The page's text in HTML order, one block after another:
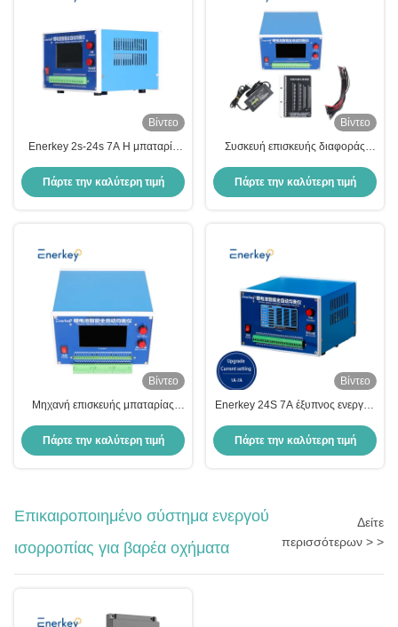
Βίντεο
Enerkey 2s-24s 7A Η μπαταρία
έξυπνη εξισορρόπηση συντήρηση
Πάρτε την καλύτερη τιμή
Βίντεο
Συσκευή επισκευής διαφοράς
7Α ισορροπιστή για μπαταρία
λιθίου
Πάρτε την καλύτερη τιμή
Βίντεο
Μηχανή επισκευής μπαταρίας
Automatic Equalizer για μπαταρία
λιθίου
Πάρτε την καλύτερη τιμή
Βίντεο
Enerkey 24S 7A έξυπνος ενεργός
μπαταριών Li-ion/Lifepo4/Lto
Πάρτε την καλύτερη τιμή
Επικαιροποιημένο σύστημα ενεργού
ισορροπίας για βαρέα οχήματα
Δείτε
περισσότερων > >